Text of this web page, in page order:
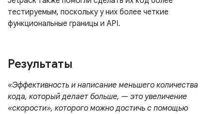
тестируемым, поскольку у них более четкие
функциональные границы и API.
Результаты
«Эффективность и написание меньшего количества
кода, который делает больше, — это увеличение
«скорости», которого можно достичь с помощью